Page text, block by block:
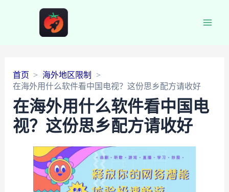
首页
海外地区限制
在海外用什么软件看中国电视？这份思乡配方请收好
在海外用什么软件看中国电
视？这份思乡配方请收好